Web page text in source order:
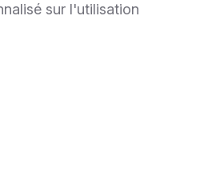
sur l'utilisation